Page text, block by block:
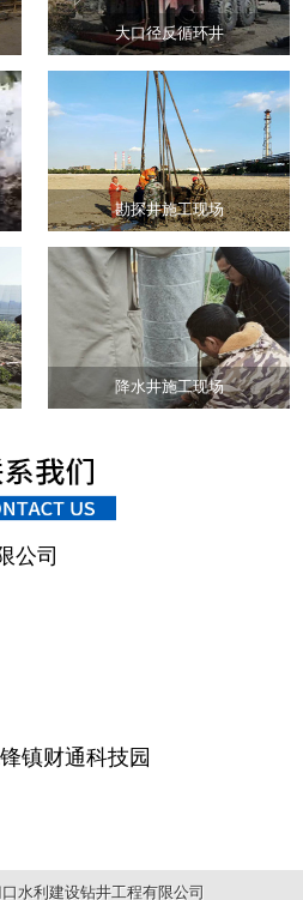
大口径反循环井
勘探井施工现场
降水井施工现场
公司
镇财通科技园
水利建设钻井工程有限公司